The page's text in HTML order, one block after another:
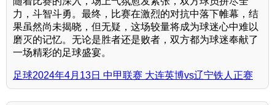
力，斗智斗勇。最终，比赛在激烈的对抗中落下帷幕，结
果虽然尚未揭晓，但无疑，这场较量将成为球迷心中难以
磨灭的记忆。无论是胜者还是败者，双方都为球迷奉献了
一场精彩的足球盛宴。
足球2024年4月13日 中甲联赛 大连英博vs辽宁铁人正赛